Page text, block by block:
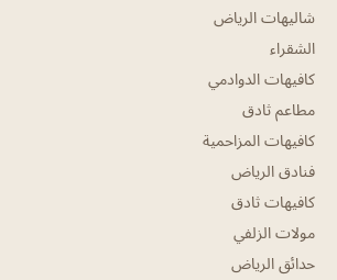
شاليهات الرياض
الشقراء
كافيهات الدوادمي
مطاعم ثادق
كافيهات المزاحمية
فنادق الرياض
كافيهات ثادق
مولات الزلفي
حدائق الرياض